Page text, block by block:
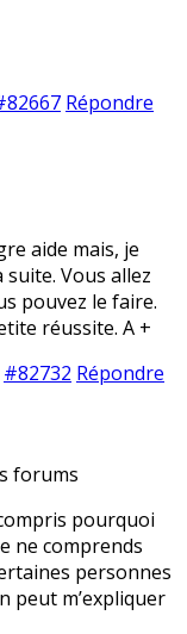
Répondre
aide mais, je
Vous allez
pouvez le faire.
réussite. A +
#82732 Répondre
forums
pourquoi
ne comprends
personnes
peut m’expliquer